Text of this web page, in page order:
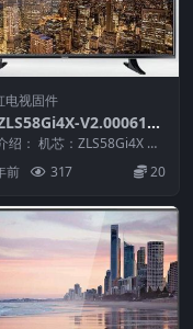
电视固件
V2.00061整
刷机固件下载
绍： 机芯：ZLS58Gi4X 固
：V2.00061 适用机型：
前 317 20